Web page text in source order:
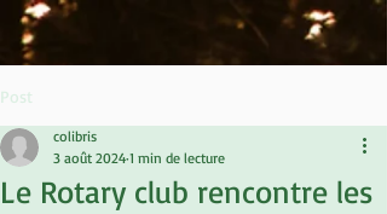
Post
Le Rotary club rencontre les
colibris
3 août 2024 1 min de lecture